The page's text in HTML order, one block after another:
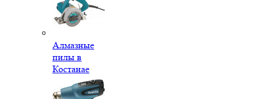
Алмазные
пилы в
Костанае